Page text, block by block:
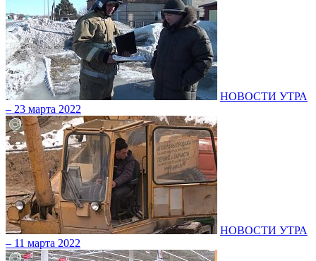
НОВОСТИ УТРА
– 23 марта 2022
НОВОСТИ УТРА
– 11 марта 2022